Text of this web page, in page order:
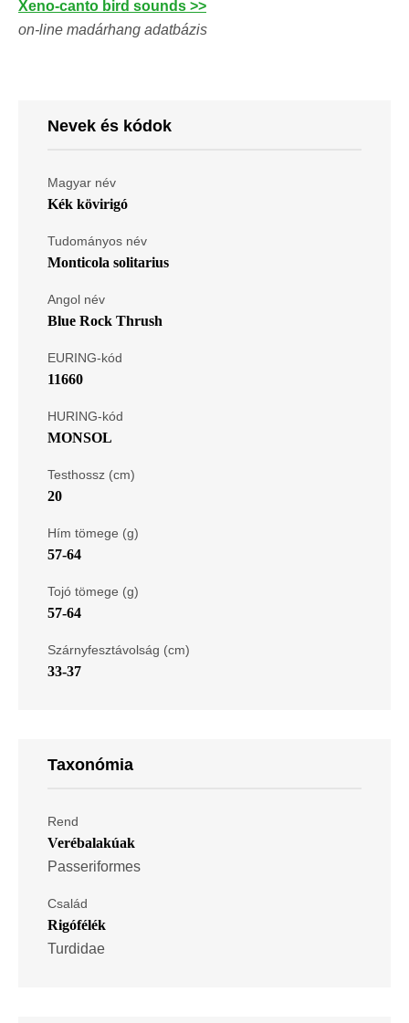
Xeno-canto bird sounds >>
on-line madárhang adatbázis
Nevek és kódok
Magyar név
Kék kövirigó
Tudományos név
Monticola solitarius
Angol név
Blue Rock Thrush
EURING-kód
11660
HURING-kód
MONSOL
Testhossz (cm)
20
Hím tömege (g)
57-64
Tojó tömege (g)
57-64
Szárnyfesztávolság (cm)
33-37
Taxonómia
Rend
Verébalakúak
Passeriformes
Család
Rigófélék
Turdidae